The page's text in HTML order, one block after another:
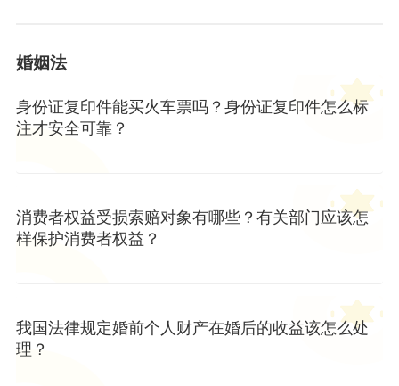
婚姻法
身份证复印件能买火车票吗？身份证复印件怎么标
注才安全可靠？
消费者权益受损索赔对象有哪些？有关部门应该怎
样保护消费者权益？
我国法律规定婚前个人财产在婚后的收益该怎么处
理？